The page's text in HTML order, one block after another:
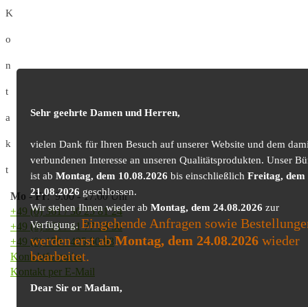
K
o
n
t
a
k
t
Mo -Fr: 9.00 - 17.00 Uhr
+49 (0) 361 / 30 25 81 24
+49 (0) 361 / 41 77 03 30
+49 (0) 179 / 425 50 98
Kontaktformular
Kontakt per E-Mail
Sehr geehrte Damen und Herren,
vielen Dank für Ihren Besuch auf unserer Website und dem
verbundenen Interesse an unseren Qualitätsprodukten. Unser
ist ab Montag, dem 10.08.2026 bis einschließlich Freitag, dem
21.08.2026 geschlossen.
Wir stehen Ihnen wieder ab Montag, dem 24.08.2026 zur
Verfügung.Eingehende Anfragen sowie
werden erst abMontag, dem 24.08.2026wieder
bearbeitet.
Dear Sir or Madam,